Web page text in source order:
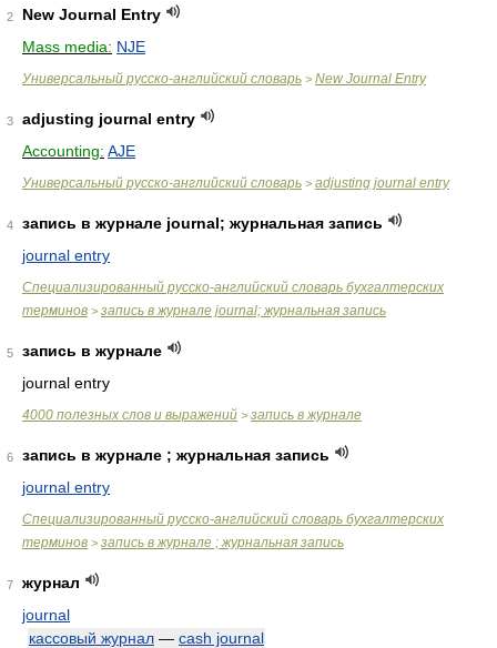
2
New Journal Entry
Mass media: NJE
Универсальный русско-английский словарь > New Journal Entry
3
adjusting journal entry
Accounting: AJE
Универсальный русско-английский словарь > adjusting journal entry
4
запись в журнале journal; журнальная запись
journal entry
Специализированный русско-английский словарь бухгалтерских
терминов > запись в журнале journal; журнальная запись
5
запись в журнале
journal entry
4000 полезных слов и выражений > запись в журнале
6
запись в журнале ; журнальная запись
journal entry
Специализированный русско-английский словарь бухгалтерских
терминов > запись в журнале ; журнальная запись
7
журнал
journal
кассовый журнал — cash journal